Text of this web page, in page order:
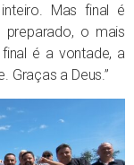
Mas final é
o mais
é a vontade, a
Graças a Deus.”